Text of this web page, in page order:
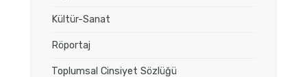
Kültür-Sanat
Röportaj
Toplumsal Cinsiyet Sözlüğü